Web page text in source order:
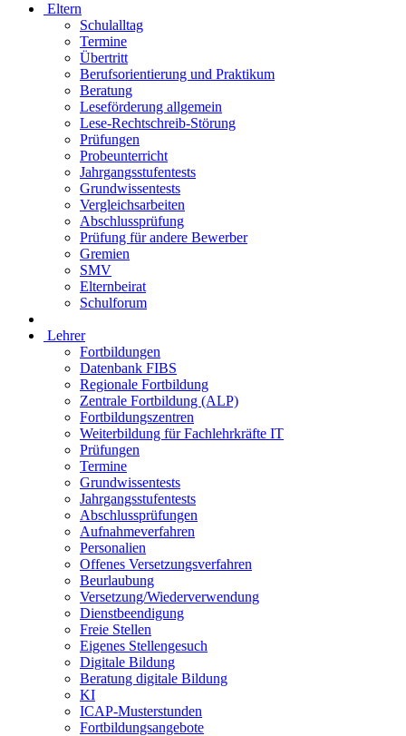
Eltern
Schulalltag
Termine
Übertritt
Berufsorientierung und Praktikum
Beratung
Leseförderung allgemein
Lese-Rechtschreib-Störung
Prüfungen
Probeunterricht
Jahrgangsstufentests
Grundwissentests
Vergleichsarbeiten
Abschlussprüfung
Prüfung für andere Bewerber
Gremien
SMV
Elternbeirat
Schulforum
Lehrer
Fortbildungen
Datenbank FIBS
Regionale Fortbildung
Zentrale Fortbildung (ALP)
Fortbildungszentren
Weiterbildung für Fachlehrkräfte IT
Prüfungen
Termine
Grundwissentests
Jahrgangsstufentests
Abschlussprüfungen
Aufnahmeverfahren
Personalien
Offenes Versetzungsverfahren
Beurlaubung
Versetzung/Wiederverwendung
Dienstbeendigung
Freie Stellen
Eigenes Stellengesuch
Digitale Bildung
Beratung digitale Bildung
KI
ICAP-Musterstunden
Fortbildungsangebote